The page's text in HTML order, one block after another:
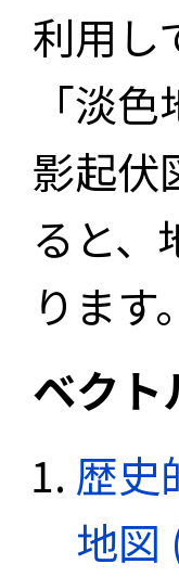
利用し
「淡
影起伏
ると、
ります。
ベクト
歴史
地図